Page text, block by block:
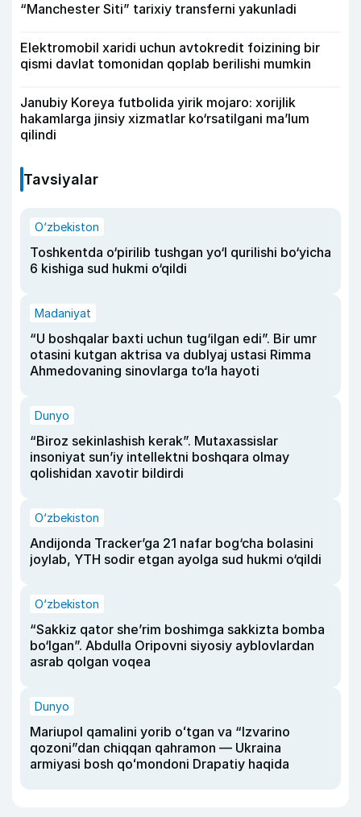
“Manchester Siti” tarixiy transferni yakunladi
Elektromobil xaridi uchun avtokredit foizining bir
qismi davlat tomonidan qoplab berilishi mumkin
Janubiy Koreya futbolida yirik mojaro: xorijlik
hakamlarga jinsiy xizmatlar ko‘rsatilgani ma’lum
qilindi
Tavsiyalar
O‘zbekiston
Toshkentda o‘pirilib tushgan yo‘l qurilishi bo‘yicha
6 kishiga sud hukmi o‘qildi
Madaniyat
“U boshqalar baxti uchun tug‘ilgan edi”. Bir umr
otasini kutgan aktrisa va dublyaj ustasi Rimma
Ahmedovaning sinovlarga to‘la hayoti
Dunyo
“Biroz sekinlashish kerak”. Mutaxassislar
insoniyat sun’iy intellektni boshqara olmay
qolishidan xavotir bildirdi
O‘zbekiston
Andijonda Tracker’ga 21 nafar bog‘cha bolasini
joylab, YTH sodir etgan ayolga sud hukmi o‘qildi
O‘zbekiston
“Sakkiz qator she’rim boshimga sakkizta bomba
bo‘lgan”. Abdulla Oripovni siyosiy ayblovlardan
asrab qolgan voqea
Dunyo
Mariupol qamalini yorib oʻtgan va “Izvarino
qozoni”dan chiqqan qahramon — Ukraina
armiyasi bosh qoʻmondoni Drapatiy haqida